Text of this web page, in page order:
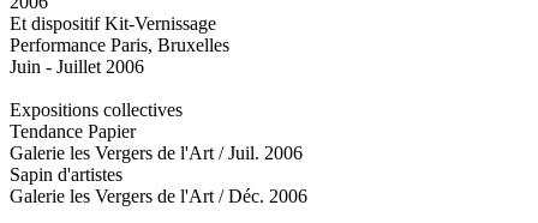
Et dispositif Kit-Vernissage
Performance Paris, Bruxelles
Juin - Juillet 2006
Expositions collectives
Tendance Papier
Galerie les Vergers de l'Art / Juil. 2006
Sapin d'artistes
Galerie les Vergers de l'Art / Déc. 2006